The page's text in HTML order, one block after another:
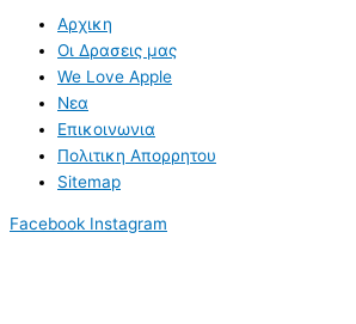
Αρχικη
Οι Δρασεις μας
We Love Apple
Νεα
Επικοινωνια
Πολιτικη Απορρητου
Sitemap
Facebook Instagram